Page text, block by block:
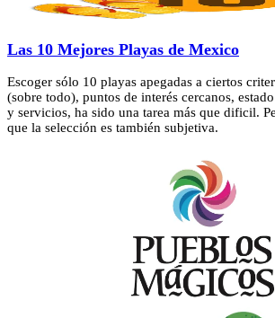
Las 10 Mejores Playas de Mexico
Escoger sólo 10 playas apegadas a ciertos
(sobre todo), puntos de interés cercanos,
y servicios, ha sido una tarea más que dificil.
que la selección es también subjetiva.